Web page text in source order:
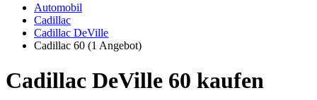
Automobil
Cadillac
Cadillac DeVille
Cadillac 60 (1 Angebot)
Cadillac DeVille 60 kaufen